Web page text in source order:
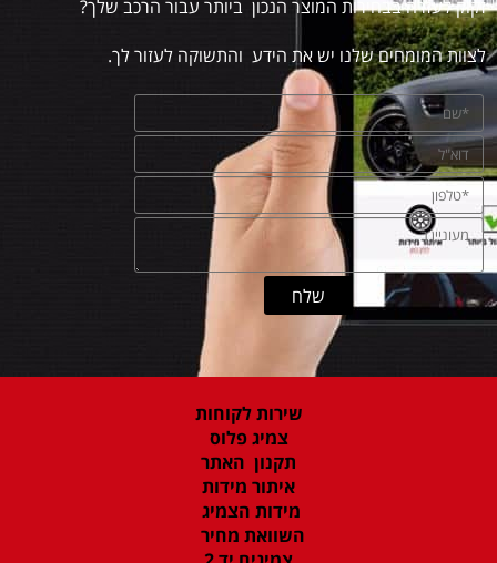
זקוק לעזרה בבחירות המוצר הנכון ביותר עבור הרכב שלך?
לצוות המומחים שלנו יש את הידע והתשוקה לעזור לך.
שירות לקוחות
צמיג פלוס
תקנון האתר
איתור מידות
מידות הצמיג
השוואת מחיר